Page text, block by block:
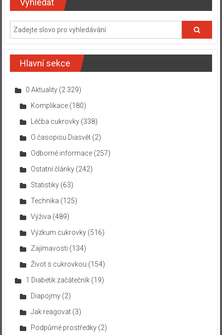
Vyhledat
Hlavní sekce
0 Aktuality(2 329)
Komplikace(180)
Léčba cukrovky(338)
O časopisu Diasvět(2)
Odborné informace(257)
Ostatní články(242)
Statistiky(63)
Technika (125)
Výživa (489)
Výzkum cukrovky(516)
Zajímavosti (134)
Život s cukrovkou (154)
1 Diabetik začátečník(19)
Diapojmy(2)
Jak reagovat(3)
Podpůrné prostředky(2)